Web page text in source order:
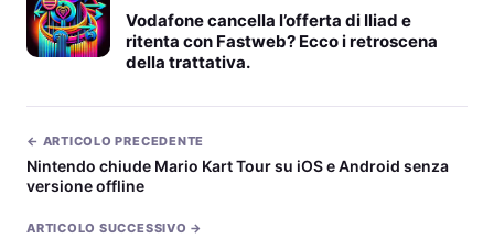
Vodafone cancella l’offerta di Iliad e
ritenta con Fastweb? Ecco i retroscena
della trattativa.
← ARTICOLO PRECEDENTE
Nintendo chiude Mario Kart Tour su iOS e Android senza
versione offline
ARTICOLO SUCCESSIVO →